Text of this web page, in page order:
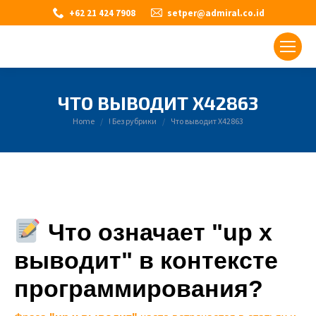
+62 21 424 7908 setper@admiral.co.id
ЧТО ВЫВОДИТ X42863
You are here:
Home ! Без рубрики Что выводит X42863
Что означает "up x
выводит" в контексте
программирования?